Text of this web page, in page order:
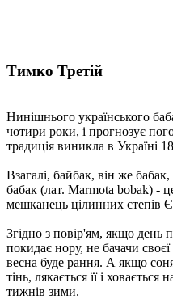
Тимко Третій
Нинішнього українського
чотири роки, і прогнозує
традиція виникла в Україні
Взагалі, байбак, він же
бабак (лат. Marmota bobak) -
мешканець цілинних степів
Згідно з повір'ям, якщо день
покидає нору, не бачачи своєї
весна буде рання. А якщо
тінь, лякається її і
тижнів зими.